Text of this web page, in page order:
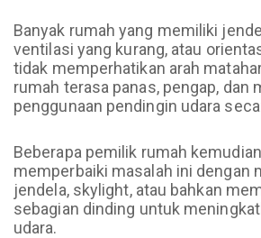
Banyak rumah yang memiliki
ventilasi yang kurang, atau
tidak memperhatikan arah
rumah terasa panas, pengap, dan
penggunaan pendingin udara
Beberapa pemilik rumah
memperbaiki masalah ini dengan
jendela, skylight, atau bahkan
sebagian dinding untuk
udara.